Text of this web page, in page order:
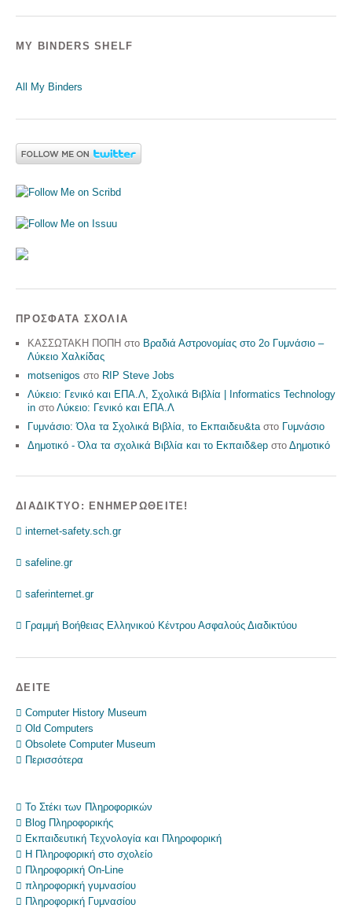
MY BINDERS SHELF
All My Binders
ΠΡΌΣΦΑΤΑ ΣΧΌΛΙΑ
ΚΑΣΣΩΤΑΚΗ ΠΟΠΗ στο Βραδιά Αστρονομίας στο 2ο Γυμνάσιο –
Λύκειο Χαλκίδας
motsenigos στο RIP Steve Jobs
Λύκειο: Γενικό και ΕΠΑ.Λ, Σχολικά Βιβλία | Informatics Technology
in στο Λύκειο: Γενικό και ΕΠΑ.Λ
Γυμνάσιο: Όλα τα Σχολικά Βιβλία, το Εκπαιδευ&ta στο Γυμνάσιο
Δημοτικό - Όλα τα σχολικά Βιβλία και το Εκπαιδ&ep στο Δημοτικό
ΔΙΑΔΊΚΤΥΟ: ΕΝΗΜΕΡΩΘΕΊΤΕ!
 internet-safety.sch.gr
 safeline.gr
 saferinternet.gr
 Γραμμή Βοήθειας Ελληνικού Κέντρου Ασφαλούς Διαδικτύου
ΔΕΊΤΕ
 Computer History Museum
 Old Computers
 Obsolete Computer Museum
 Περισσότερα
 Το Στέκι των Πληροφορικών
 Blog Πληροφορικής
 Εκπαιδευτική Τεχνολογία και Πληροφορική
 Η Πληροφορική στο σχολείο
 Πληροφορική On-Line
 πληροφορική γυμνασίου
 Πληροφορική Γυμνασίου